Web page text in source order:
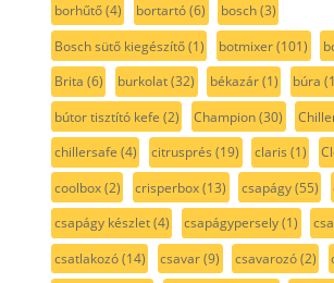
borhűtő(4) bortartó(6) bosch(3)
Bosch sütő kiegészítő(1) botmixer(101)
Brita (6) burkolat(32) békazár(1) búra
bútor tisztító kefe (2) Champion(30)
chillersafe (4) citrusprés (19) claris (1)
coolbox(2) crisperbox(13) csapágy(55)
csapágy készlet(4) csapágypersely(1)
csatlakozó(14) csavar(9) csavarozó(2)